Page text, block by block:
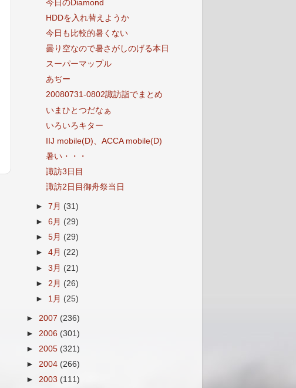
今日のDiamond
HDDを入れ替えようか
今日も比較的暑くない
曇り空なので暑さがしのげる本日
スーパーマップル
あぢー
20080731-0802諏訪詣でまとめ
いまひとつだなぁ
いろいろキター
IIJ mobile(D)、ACCA mobile(D)
暑い・・・
諏訪3日目
諏訪2日目御舟祭当日
►7月 (31)
►6月 (29)
►5月 (29)
►4月 (22)
►3月 (21)
► 2月 (26)
► 1月 (25)
► 2007 (236)
► 2006 (301)
► 2005 (321)
► 2004 (266)
► 2003 (111)